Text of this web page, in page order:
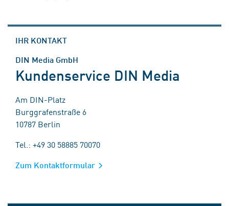
IHR KONTAKT
DIN Media GmbH
Kundenservice DIN Media
Am DIN-Platz
Burggrafenstraße 6
10787 Berlin
Tel.: +49 30 58885 70070
Zum Kontaktformular